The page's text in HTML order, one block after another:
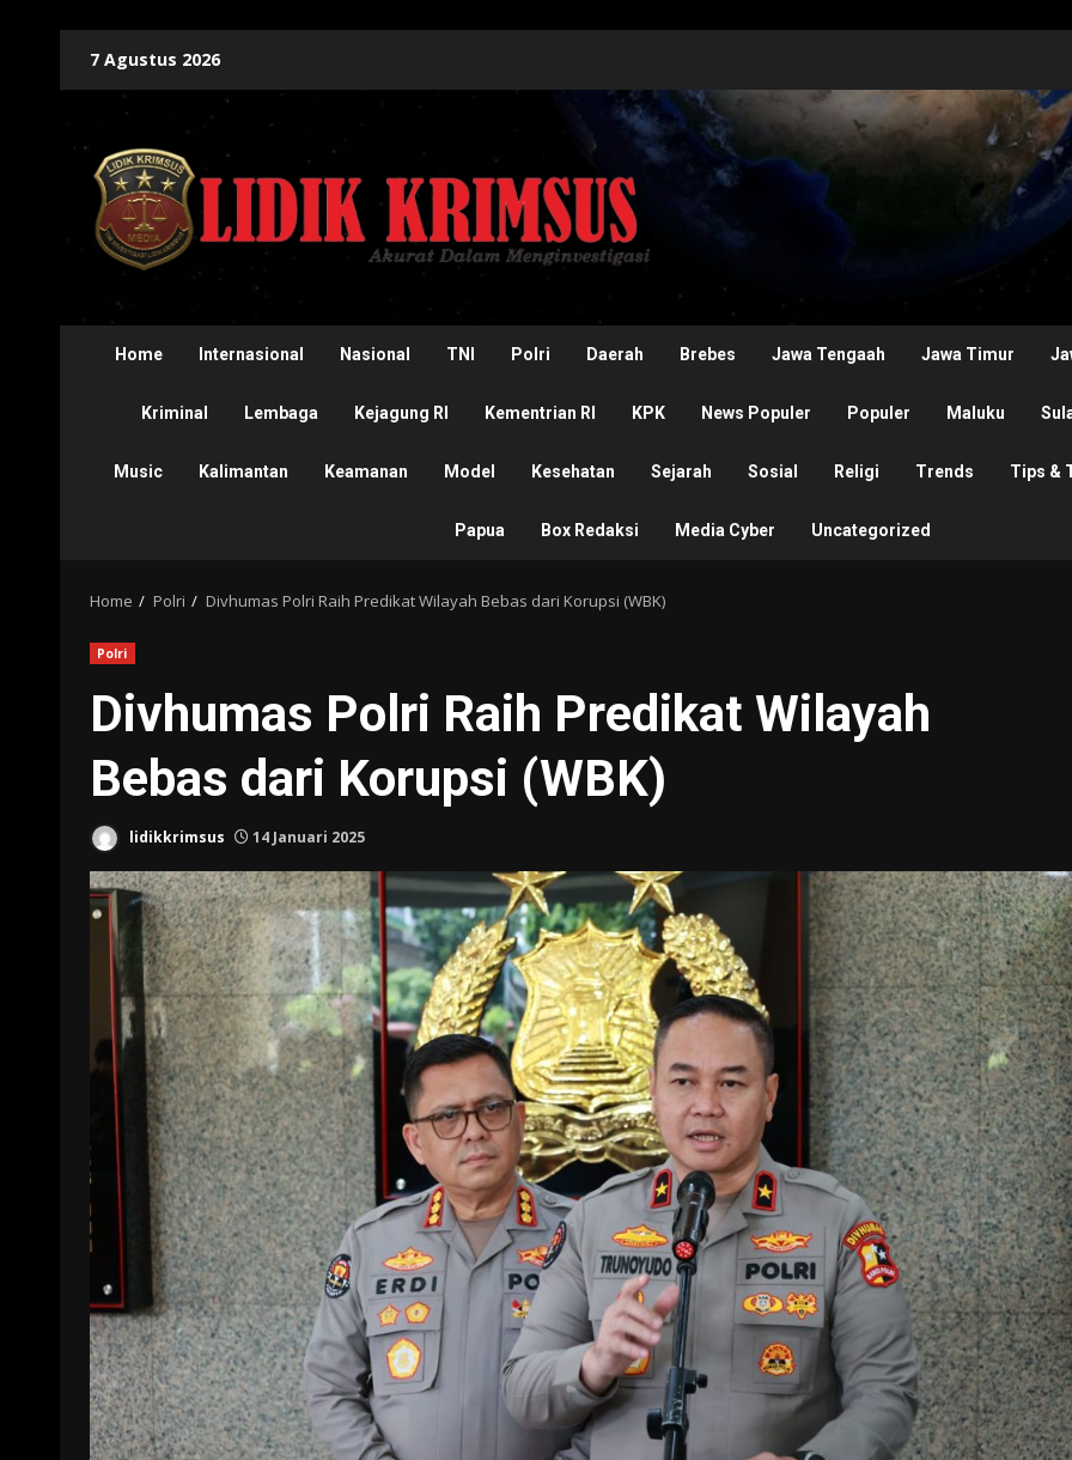
content
7 Agustus 2026
Home Internasional Nasional TNI Polri Daerah Brebes Jawa Tengaah Jawa Timur
Kriminal Lembaga Kejagung RI Kementrian RI KPK News Populer Populer Maluku
Music Kalimantan Keamanan Model Kesehatan Sejarah Sosial Religi Trends Tips &
Papua Box Redaksi Media Cyber Uncategorized
Home Polri Divhumas Polri Raih Predikat Wilayah Bebas dari Korupsi (WBK)
Polri
Divhumas Polri Raih Predikat Wilayah
Bebas dari Korupsi (WBK)
lidikkrimsus 14 Januari 2025